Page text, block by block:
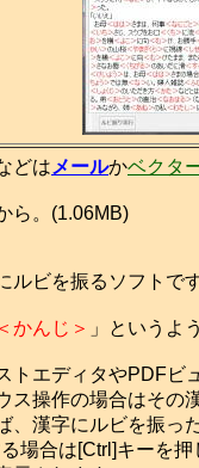
どは メールかベクタ
ら。(1.06MB)
ルビを振るソフトで
＜かんじ＞ 」というよ
エディタやPDFビ
ス操作の場合はその
、漢字にルビを振っ
場合は[Ctrl]キーを